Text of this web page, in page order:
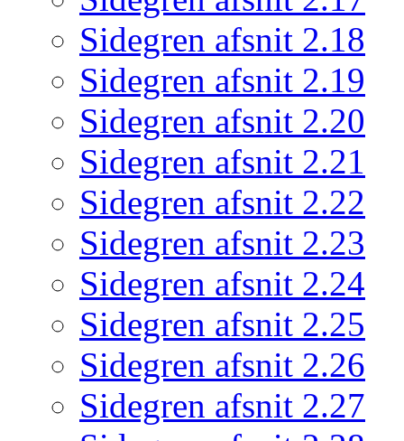
Sidegren afsnit 2.18
Sidegren afsnit 2.19
Sidegren afsnit 2.20
Sidegren afsnit 2.21
Sidegren afsnit 2.22
Sidegren afsnit 2.23
Sidegren afsnit 2.24
Sidegren afsnit 2.25
Sidegren afsnit 2.26
Sidegren afsnit 2.27